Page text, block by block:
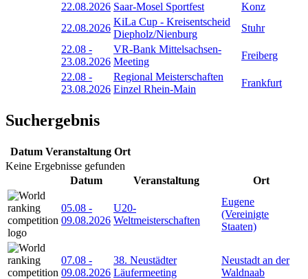
22.08.2026 Saar-Mosel Sportfest
Konz
22.08.2026
KiLa Cup - Kreisentscheid
Diepholz/Nienburg
Stuhr
22.08 -
23.08.2026
VR-Bank Mittelsachsen-
Meeting
Freiberg
22.08 -
23.08.2026
Regional Meisterschaften
Einzel Rhein-Main
Frankfurt
Suchergebnis
Datum Veranstaltung Ort
Keine Ergebnisse gefunden
Datum
Veranstaltung Ort
05.08 -
09.08.2026
U20-
Weltmeisterschaften
Eugene
(Vereinigte
Staaten)
07.08 -
09.08.2026
38. Neustädter
Läufermeeting
Neustadt an der
Waldnaab